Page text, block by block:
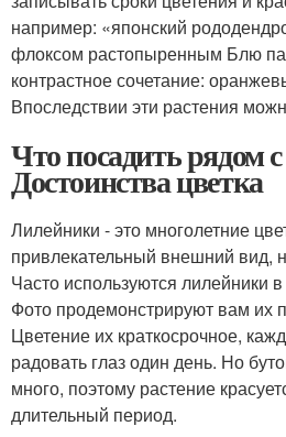
например: «японский
флоксом растопыренным Блю
контрастное сочетание:
Впоследствии эти растения
Что посадить рядом
Достоинства цветка
Лилейники - это многолетние
привлекательный внешний вид,
Часто используются лилейники
Фото продемонстрируют вам их
Цветение их краткосрочное,
радовать глаз один день. Но
много, поэтому растение
длительный период.